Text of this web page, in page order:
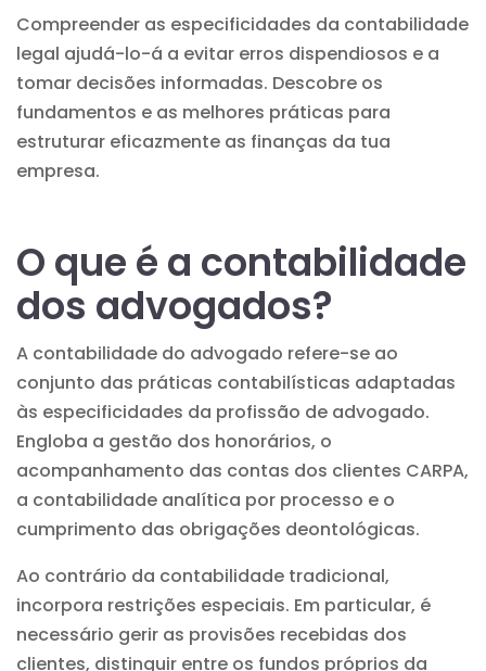
Compreender as especificidades da contabilidade
legal ajudá-lo-á a evitar erros dispendiosos e a
tomar decisões informadas. Descobre os
fundamentos e as melhores práticas para
estruturar eficazmente as finanças da tua
empresa.
O que é a contabilidade
dos advogados?
A contabilidade do advogado refere-se ao
conjunto das práticas contabilísticas adaptadas
às especificidades da profissão de advogado.
Engloba a gestão dos honorários, o
acompanhamento das contas dos clientes CARPA,
a contabilidade analítica por processo e o
cumprimento das obrigações deontológicas.
Ao contrário da contabilidade tradicional,
incorpora restrições especiais. Em particular, é
necessário gerir as provisões recebidas dos
clientes, distinguir entre os fundos próprios da